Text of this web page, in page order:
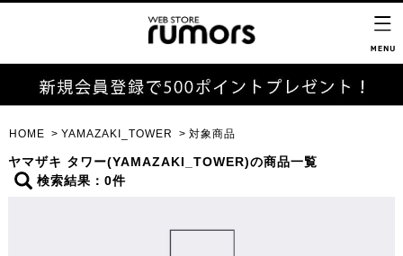
HOME YAMAZAKI_TOWER 対象商品
ヤマザキ タワー(YAMAZAKI_TOWER)の商品一覧
検索結果：0件